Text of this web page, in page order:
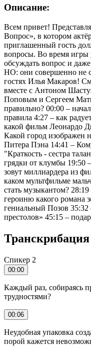
Описание:
Всем привет!
Вопрос», в котором
приглашенный гость
вопросы. Во время игры
обсуждать вопрос и
НО: они совершенно не
гостях Илья Макаров!
вместе с Антоном
Поповым и Сергеем
правильно? 00:00 –
правила 4:27 – как
какой фильм Леонардо
Какой город изображен
Питера Пэна 14:41 –
"Краткость - сестра
грядки от клумбы 19:50
зовут миллиардера из
каком мультфильме
стать музыкантом?
героиню какого романа
гениальный Позов
престолов» 45:15 –
Транскрибация
Спикер 2
00:00
Каждый раз, собираясь
трудностями?
00:06
Неудобная упаковка
порой кажется